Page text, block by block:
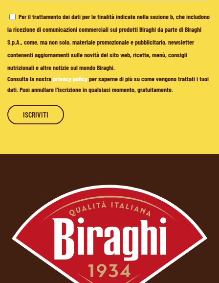
Per il trattamento dei dati per le finalità indicate nella sezione b, che includono
la ricezione di comunicazioni commerciali sui prodotti Biraghi da parte di Biraghi
S.p.A., come, ma non solo, materiale promozionale e pubblicitario, newsletter
contenenti aggiornamenti sulle novità del sito web, ricette, menù, consigli
nutrizionali e altre notizie sul mondo Biraghi.
Consulta la nostraprivacy policyper saperne di più su come vengono trattati i tuoi
dati. Puoi annullare l'iscrizione in qualsiasi momento, gratuitamente.